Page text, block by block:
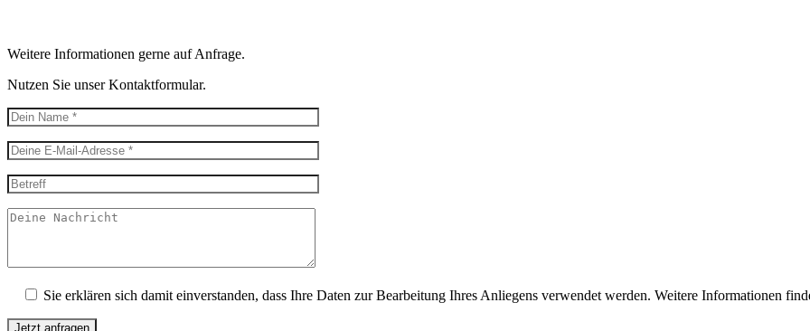
Weitere Informationen gerne auf Anfrage.
Nutzen Sie unser Kontaktformular.
Sie erklären sich damit einverstanden, dass Ihre Daten zur Bearbeitung Ihres Anliegens verwendet werden. Weitere Informationen